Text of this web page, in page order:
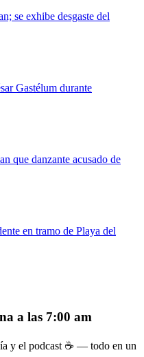
se exhibe desgaste del
Gastélum durante
que danzante acusado de
en tramo de Playa del
a las 7:00 am
y el podcast ☕ — todo en un